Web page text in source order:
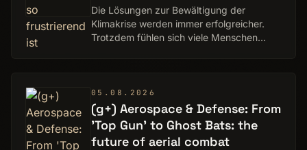
Die Lösungen zur Bewältigung der
Klimakrise werden immer erfolgreicher.
Trotzdem fühlen sich viele Menschen
05.08.2026
(g+) Aerospace & Defense: From
'Top Gun' to Ghost Bats: the
future of aerial combat